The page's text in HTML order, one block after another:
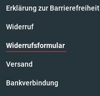
Erklärung zur Barrierefreiheit
Widerruf
Widerrufsformular
Versand
Bankverbindung